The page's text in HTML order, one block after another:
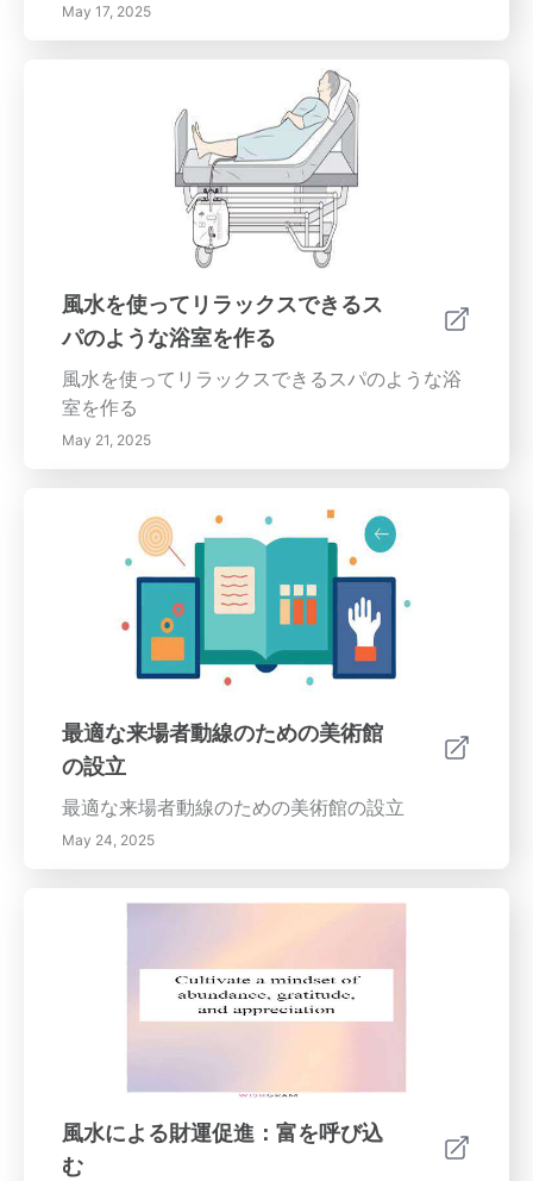
May 17, 2025
風水を使ってリラックスできるス
パのような浴室を作る
風水を使ってリラックスできるスパのような浴
室を作る
May 21, 2025
最適な来場者動線のための美術館
の設立
最適な来場者動線のための美術館の設立
May 24, 2025
風水による財運促進：富を呼び込
む